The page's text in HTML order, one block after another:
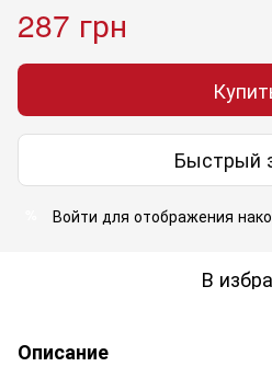
287 грн
Быстрый
Войти для отображения
В
Описание